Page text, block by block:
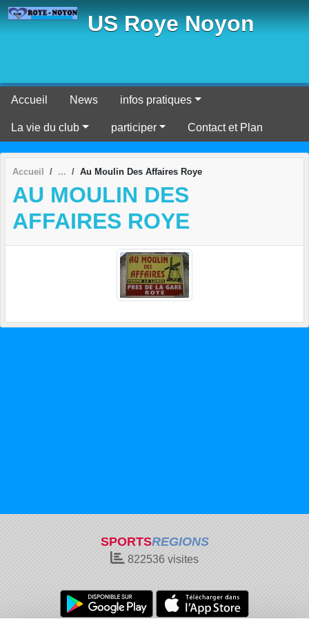
US Roye Noyon
Accueil News infos pratiques
La vie du club participer Contact et Plan
Accueil Au Moulin Des Affaires Roye
AU MOULIN DES
AFFAIRES ROYE
SPORTSREGIONS
822536 visites
Panneau de gestion des cookies